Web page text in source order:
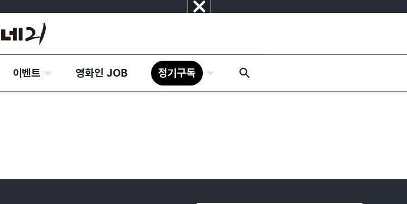
닫
이벤트 영화인 JOB 정기구독